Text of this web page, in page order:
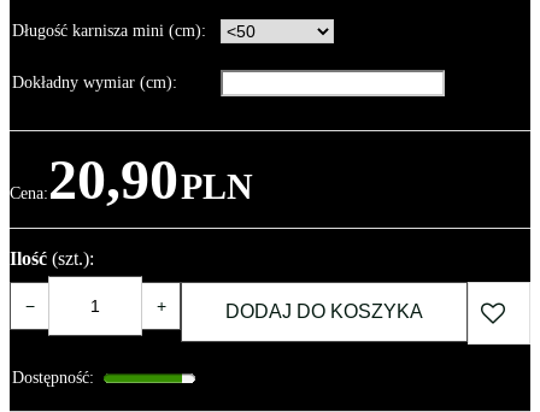
Długość karnisza mini (cm):
Dokładny wymiar (cm):
Cena: 20,90PLN
Ilość (szt.):
− + DODAJ DO KOSZYKA
Dostępność: